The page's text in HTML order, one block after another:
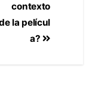
contexto
la películ
a?